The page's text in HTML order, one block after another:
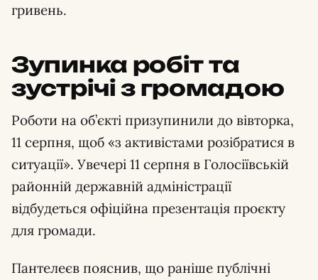
гривень.
Зупинка робіт та
зустрічі з громадою
Роботи на об’єкті призупинили до вівторка,
11 серпня, щоб «з активістами розібратися в
ситуації». Увечері 11 серпня в Голосіївській
районній державній адміністрації
відбудеться офіційна презентація проєкту
для громади.
Пантелеєв пояснив, що раніше публічні